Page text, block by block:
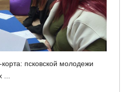
псковской молодежи
...